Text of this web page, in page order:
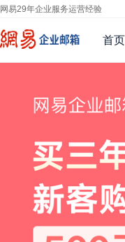
网易29年企业服务运营经验
首页